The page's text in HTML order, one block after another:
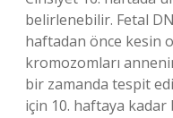
belirlenebilir. Fetal
haftadan önce kesin
kromozomları
bir zamanda tespit
için 10. haftaya